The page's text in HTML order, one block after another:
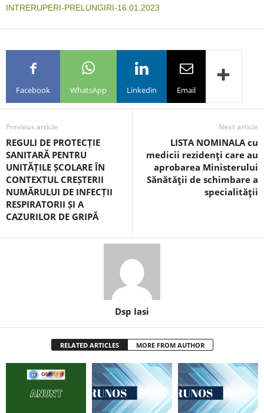
INTRERUPERI-PRELUNGIRI-16.01.2023
Facebook WhatsApp Linkedin Email
Previous article
REGULI DE PROTECȚIE
SANITARĂ PENTRU
UNITĂȚILE ȘCOLARE ÎN
CONTEXTUL CREȘTERII
NUMĂRULUI DE INFECȚII
RESPIRATORII ȘI A
CAZURILOR DE GRIPĂ
Next article
LISTA NOMINALA cu
medicii rezidenţi care au
aprobarea Ministerului
Sănătăţii de schimbare a
specialităţii
Dsp Iasi
RELATED ARTICLES MORE FROM AUTHOR